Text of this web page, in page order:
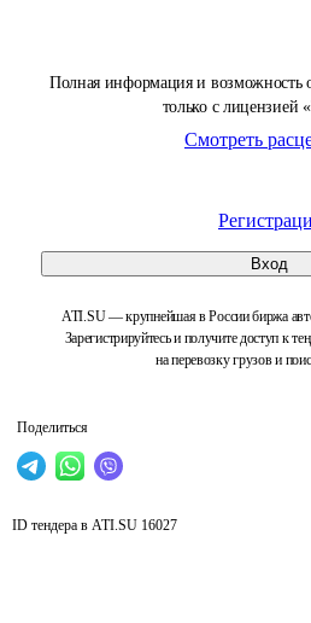
Полная информация и возможность
только с лицензией
Смотреть
Вход
ATI.SU — крупнейшая в России биржа
Зарегистрируйтесь и получите доступ к
на перевозку грузов и
Поделиться
ID тендера в ATI.SU 16027